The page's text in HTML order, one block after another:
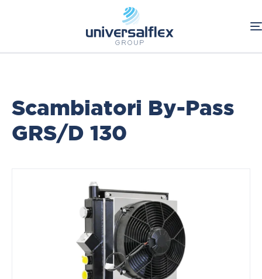
Componenti Oleodinamici
Scambiatori Serie By-Pass
RAAL
Scambiatori By-Pass
GRS/D 130